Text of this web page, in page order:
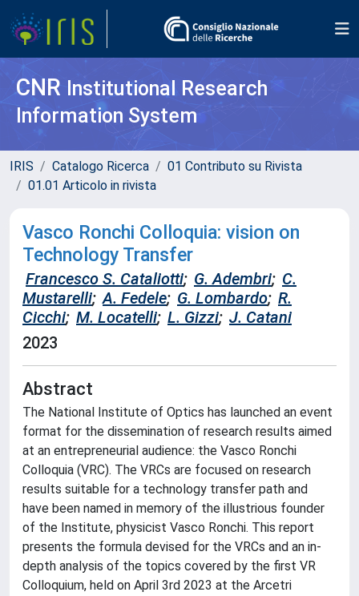
CNR Institutional Research
Information System
IRIS Catalogo Ricerca
01 Contributo su Rivista
01.01 Articolo in rivista
Vasco Ronchi Colloquia: vision on
Technology Transfer
Francesco S. Cataliotti; G. Adembri; C.
Mustarelli; A. Fedele; G. Lombardo; R.
Cicchi; M. Locatelli; L. Gizzi; J. Catani
2023
Abstract
The National Institute of Optics has launched an event
format for the dissemination of research results aimed
at an entrepreneurial audience: the Vasco Ronchi
Colloquia (VRC). The VRCs are focused on research
results suitable for a technology transfer path and
have been named in memory of the illustrious founder
of the Institute, physicist Vasco Ronchi. This report
presents the formula devised for the VRCs and an in-
depth analysis of the topics covered by the first VR
Colloquium, held on April 3rd 2023 at the Arcetri